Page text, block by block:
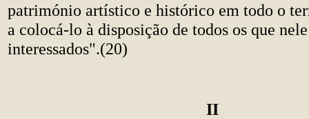
património artístico e histórico em todo o
a colocá-lo à disposição de todos os que
interessados".(20)
II